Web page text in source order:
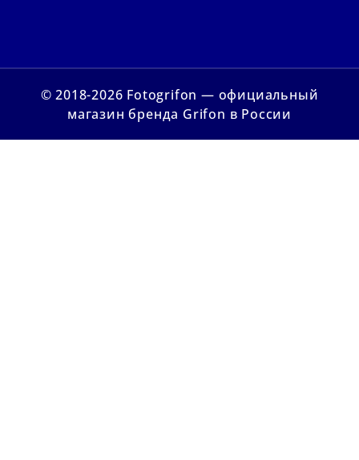
© 2018-2026 Fotogrifon — официальный
магазин бренда Grifon в России